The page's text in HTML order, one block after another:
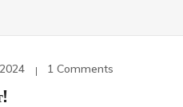
1 Comments